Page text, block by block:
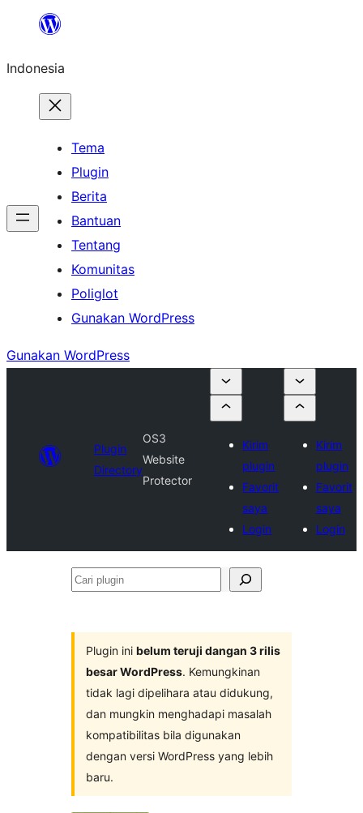
Lewati
konten
Indonesia
Tema
Plugin
Berita
Bantuan
Tentang
Komunitas
Poliglot
Gunakan WordPress
Gunakan WordPress
Plugin
Directory
OS3
Website
Protector
Kirim
plugin
Favorit
saya
Login
Kirim
plugin
Favorit
saya
Login
Cari
Plugin ini belum teruji dangan 3 rilis
besar WordPress. Kemungkinan
tidak lagi dipelihara atau didukung,
dan mungkin menghadapi masalah
kompatibilitas bila digunakan
dengan versi WordPress yang lebih
baru.